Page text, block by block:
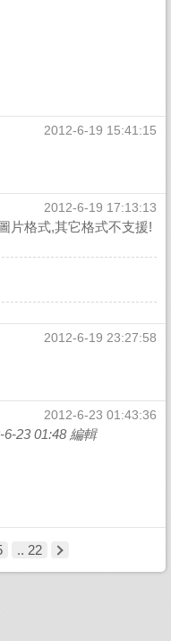
2012-6-19 15:41:15
2012-6-19 17:13:13
片格式,其它格式不支援!
2012-6-19 23:27:58
2012-6-23 01:43:36
23 01:48 編輯
.. 22